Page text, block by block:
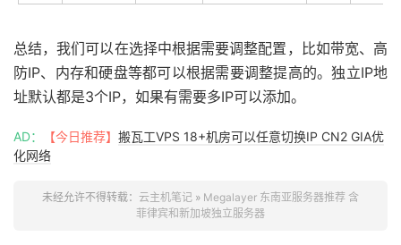
总结，我们可以在选择中根据需要调整配置，比如带宽、高
防IP、内存和硬盘等都可以根据需要调整提高的。独立IP地
址默认都是3个IP，如果有需要多IP可以添加。
AD： 【今日推荐】 搬瓦工VPS 18+机房可以任意切换IP CN2 GIA优
化网络
未经允许不得转载： 云主机笔记 » Megalayer 东南亚服务器推荐 含
菲律宾和新加坡独立服务器